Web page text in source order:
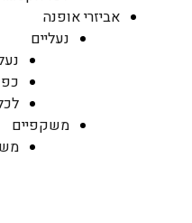
אביזרי אופנה
נעליים
משקפיים